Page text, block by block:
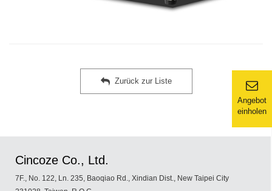
Angebot
einholen
Zurück zur Liste
Cincoze Co., Ltd.
7F., No. 122, Ln. 235, Baoqiao Rd., Xindian Dist., New Taipei City